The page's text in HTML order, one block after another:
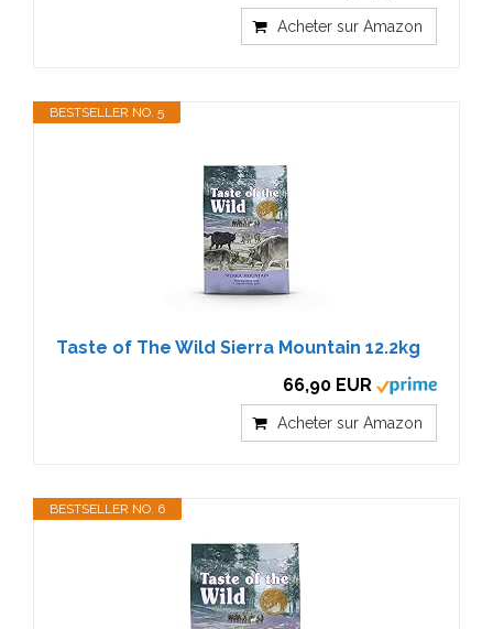
Acheter sur Amazon
BESTSELLER NO. 5
Taste of The Wild Sierra Mountain 12.2kg
66,90 EUR
Acheter sur Amazon
BESTSELLER NO. 6